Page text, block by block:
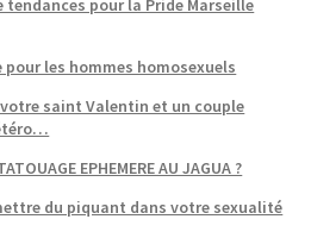
tendances pour la Pride Marseille
les hommes homosexuels
saint Valentin et un couple
EPHEMERE AU JAGUA ?
du piquant dans votre sexualité